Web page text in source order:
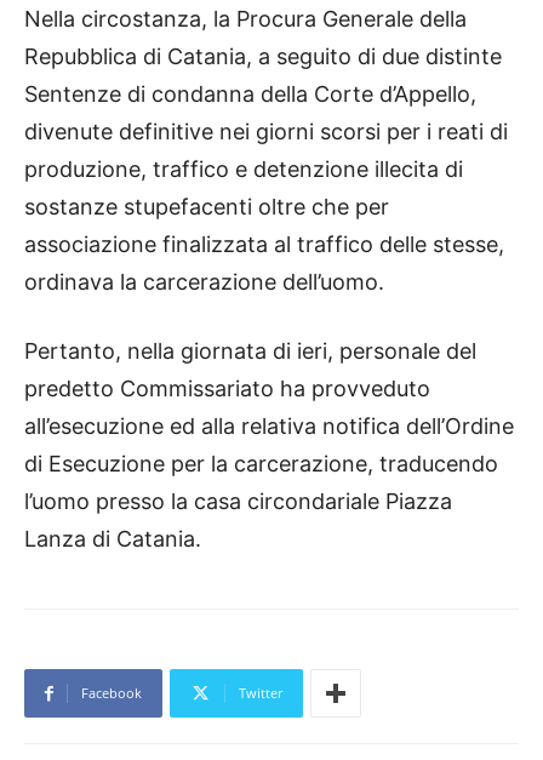
Nella circostanza, la Procura Generale della
Repubblica di Catania, a seguito di due distinte
Sentenze di condanna della Corte d’Appello,
divenute definitive nei giorni scorsi per i reati di
produzione, traffico e detenzione illecita di
sostanze stupefacenti oltre che per
associazione finalizzata al traffico delle stesse,
ordinava la carcerazione dell’uomo.
Pertanto, nella giornata di ieri, personale del
predetto Commissariato ha provveduto
all’esecuzione ed alla relativa notifica dell’Ordine
di Esecuzione per la carcerazione, traducendo
l’uomo presso la casa circondariale Piazza
Lanza di Catania.
Facebook Twitter